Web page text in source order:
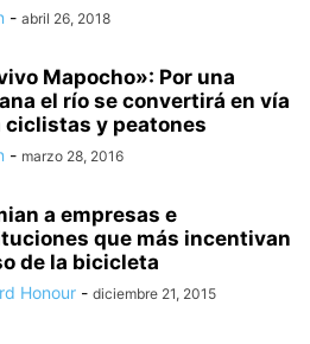
- abril 26, 2018
Mapocho»: Por una
el río se convertirá en vía
ciclistas y peatones
- marzo 28, 2016
a empresas e
que más incentivan
de la bicicleta
Honour - diciembre 21, 2015